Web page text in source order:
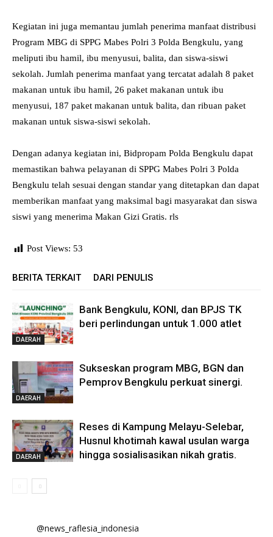
Kegiatan ini juga memantau jumlah penerima manfaat distribusi
Program MBG di SPPG Mabes Polri 3 Polda Bengkulu, yang
meliputi ibu hamil, ibu menyusui, balita, dan siswa-siswi
sekolah. Jumlah penerima manfaat yang tercatat adalah 8 paket
makanan untuk ibu hamil, 26 paket makanan untuk ibu
menyusui, 187 paket makanan untuk balita, dan ribuan paket
makanan untuk siswa-siswi sekolah.
Dengan adanya kegiatan ini, Bidpropam Polda Bengkulu dapat
memastikan bahwa pelayanan di SPPG Mabes Polri 3 Polda
Bengkulu telah sesuai dengan standar yang ditetapkan dan dapat
memberikan manfaat yang maksimal bagi masyarakat dan siswa
siswi yang menerima Makan Gizi Gratis. rls
Post Views: 53
BERITA TERKAIT DARI PENULIS
DAERAH
Bank Bengkulu, KONI, dan BPJS TK
beri perlindungan untuk 1.000 atlet
DAERAH
Sukseskan program MBG, BGN dan
Pemprov Bengkulu perkuat sinergi.
DAERAH
Reses di Kampung Melayu-Selebar,
Husnul khotimah kawal usulan warga
hingga sosialisasikan nikah gratis.
@news_raflesia_indonesia